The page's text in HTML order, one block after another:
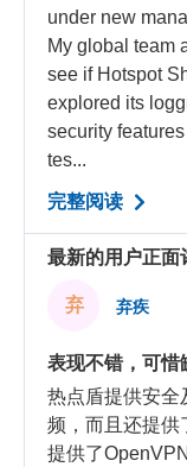
under new
My global team
see if Hotspot
explored its
security
tes...
完整阅读
最新的用户正面
弃 弃疾
表现不错，可惜
热点盾提供安全
频，而且还提供
提供了